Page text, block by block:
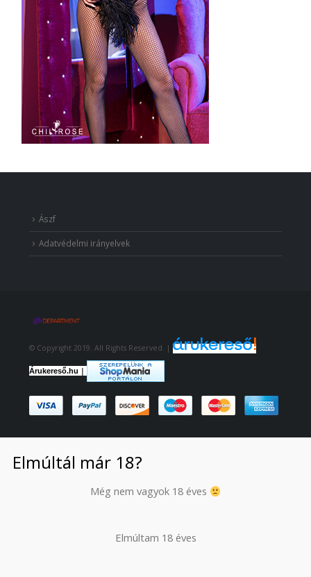
Ászf
Adatvédelmi irányelvek
© Copyright 2019. All Rights Reserved. |
Árukereső.hu |
Elmúltál már 18?
Még nem vagyok 18 éves
Elmúltam 18 éves